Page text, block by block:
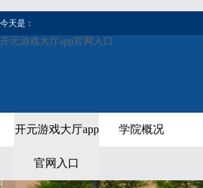
今天是：
开元游戏大厅app官网入口
开元游戏大厅app
官网入口
学院概况